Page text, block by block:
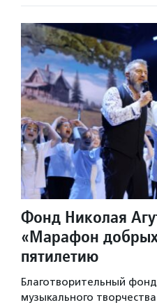
Фонд Николая
«Марафон
пятилетию
Благотворительный
музыкального